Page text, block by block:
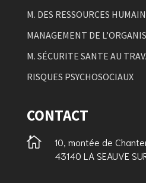
M. DES RESSOURCES
MANAGEMENT DE
M. SÉCURITE SANTE AU
RISQUES PSYCHOSOCIAUX
CONTACT

10, montée de
43140 LA SEAUVE